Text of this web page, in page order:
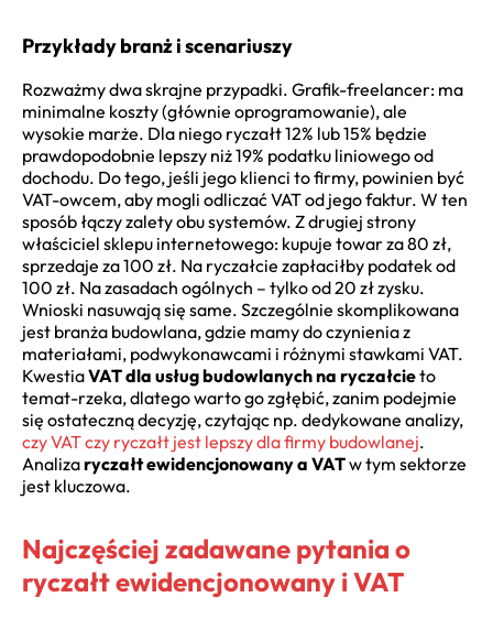
Przykłady branż i scenariuszy
Rozważmy dwa skrajne przypadki. Grafik-freelancer: ma
minimalne koszty (głównie oprogramowanie), ale
wysokie marże. Dla niego ryczałt 12% lub 15% będzie
prawdopodobnie lepszy niż 19% podatku liniowego od
dochodu. Do tego, jeśli jego klienci to firmy, powinien być
VAT-owcem, aby mogli odliczać VAT od jego faktur. W ten
sposób łączy zalety obu systemów. Z drugiej strony
właściciel sklepu internetowego: kupuje towar za 80 zł,
sprzedaje za 100 zł. Na ryczałcie zapłaciłby podatek od
100 zł. Na zasadach ogólnych – tylko od 20 zł zysku.
Wnioski nasuwają się same. Szczególnie skomplikowana
jest branża budowlana, gdzie mamy do czynienia z
materiałami, podwykonawcami i różnymi stawkami VAT.
KwestiaVAT dla usług budowlanych na ryczałcieto
temat-rzeka, dlatego warto go zgłębić, zanim podejmie
się ostateczną decyzję, czytając np. dedykowane analizy,
czy VAT czy ryczałt jest lepszy dla firmy budowlanej.
Analizaryczałt ewidencjonowany a VATw tym sektorze
jest kluczowa.
Najczęściej zadawane pytania o
ryczałt ewidencjonowany i VAT